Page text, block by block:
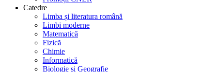
Catedre
Limba și literatura română
Limbi moderne
Matematică
Fizică
Chimie
Informatică
Biologie și Geografie